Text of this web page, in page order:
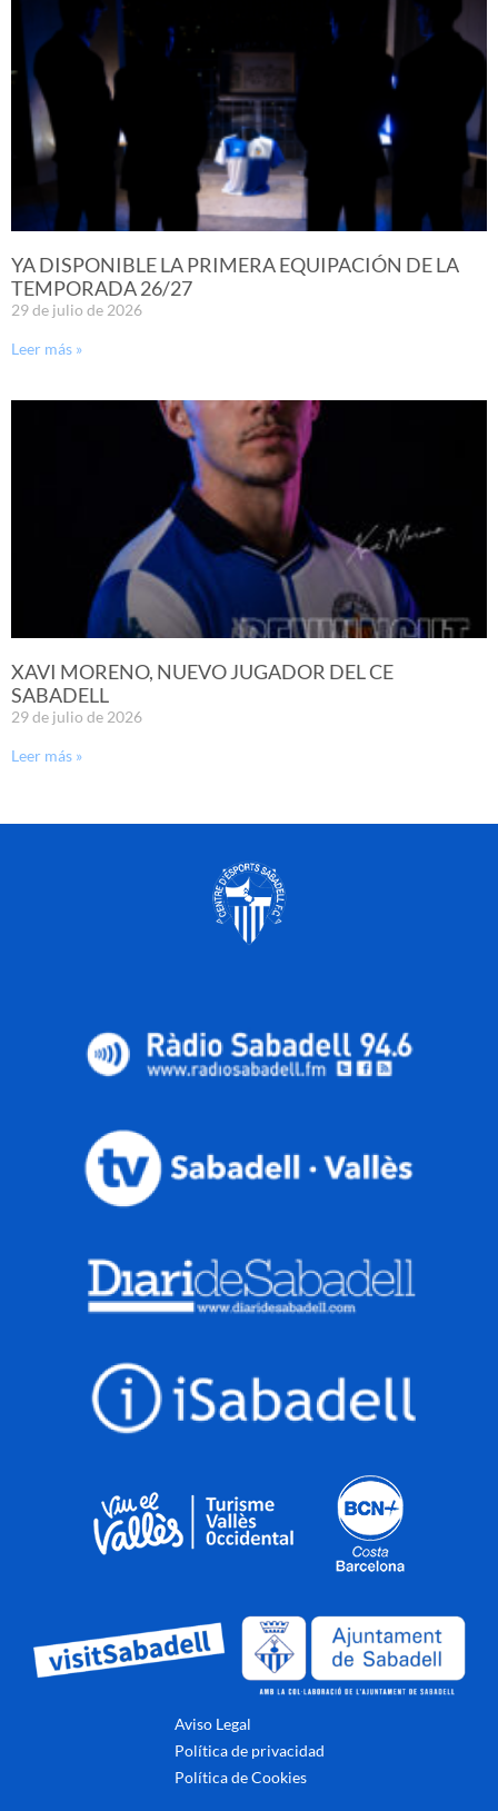
YA DISPONIBLE LA PRIMERA EQUIPACIÓN DE LA
TEMPORADA 26/27
29 de julio de 2026
Leer más »
XAVI MORENO, NUEVO JUGADOR DEL CE
SABADELL
29 de julio de 2026
Leer más »
Aviso Legal
Política de privacidad
Política de Cookies